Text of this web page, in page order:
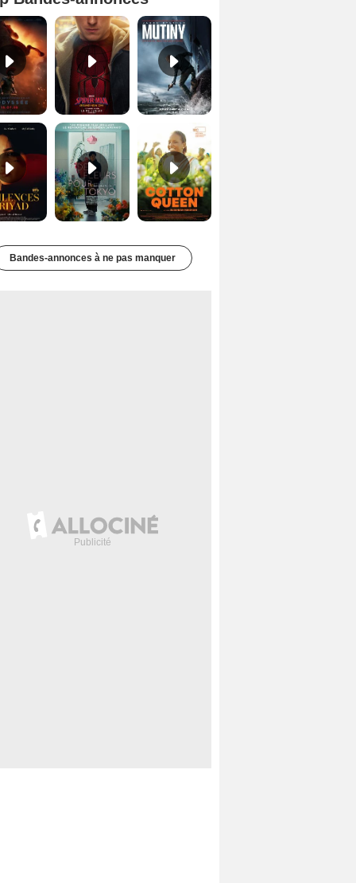
L'Odyssée Bande-annonce VO STFR Spider-Man: Brand New Day Bande-annonce VO STFR
Les Silences de Riyad Bande-annonce VO STFR Cotton Queen Bande-annonce VO STFR
Bandes-annonces à ne pas manquer